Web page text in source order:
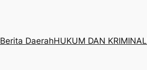
Berita DaerahHUKUM DAN KRIMINAL